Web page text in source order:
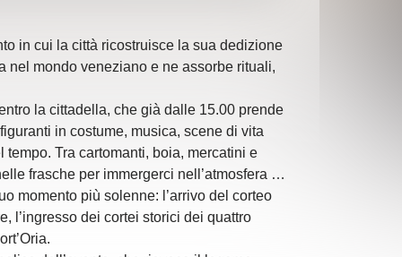
in cui la città ricostruisce la sua dedizione
nel mondo veneziano e ne assorbe rituali,
la cittadella, che già dalle 15.00 prende
in costume, musica, scene di vita
Tra cartomanti, boia, mercatini e
frasche per immergerci nell’atmosfera e
momento più solenne: l’arrivo del corteo
l’ingresso dei cortei storici dei quattro